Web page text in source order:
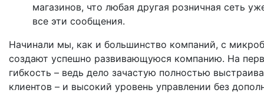
магазинов, что любая другая розничная сеть
все эти сообщения.
Начинали мы, как и большинство компаний, с
создают успешно развивающуюся компанию. На
гибкость – ведь дело зачастую полностью
клиентов – и высокий уровень управлении без